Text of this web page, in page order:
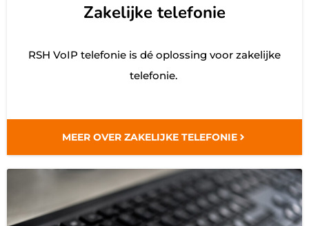
Zakelijke telefonie
RSH VoIP telefonie is dé oplossing voor zakelijke
telefonie.
MEER OVER ZAKELIJKE TELEFONIE